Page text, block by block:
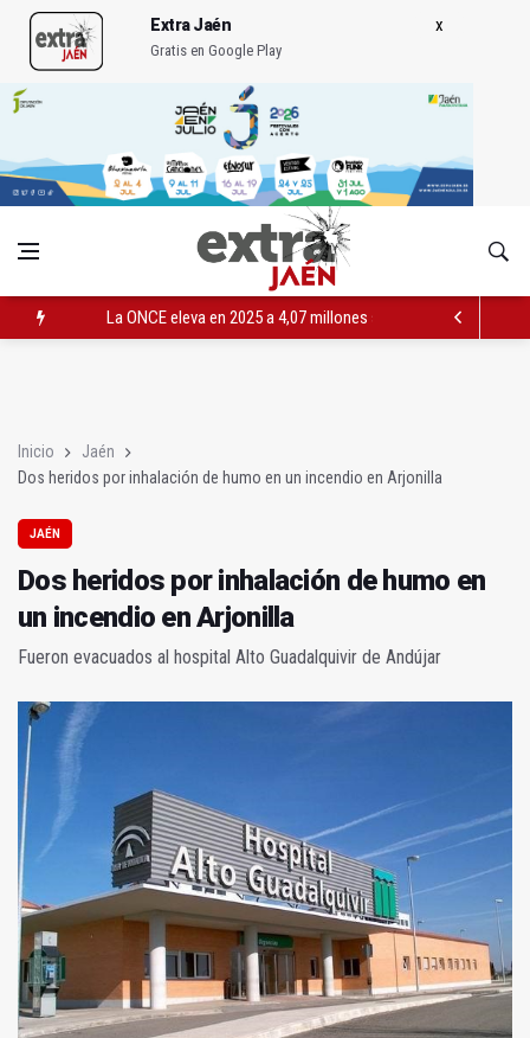
Extra Jaén
Gratis en Google Play
La ONCE eleva en 2025 a 4,07 millones su inversión social en
Inicio
Jaén
Dos heridos por inhalación de humo en un incendio en Arjonilla
JAÉN
Dos heridos por inhalación de humo en
un incendio en Arjonilla
Fueron evacuados al hospital Alto Guadalquivir de Andújar